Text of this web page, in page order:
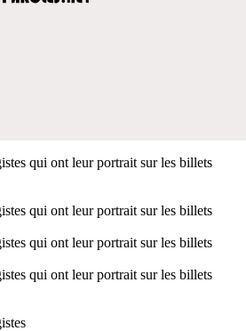
qui ont leur portrait sur les billets
qui ont leur portrait sur les billets
qui ont leur portrait sur les billets
qui ont leur portrait sur les billets